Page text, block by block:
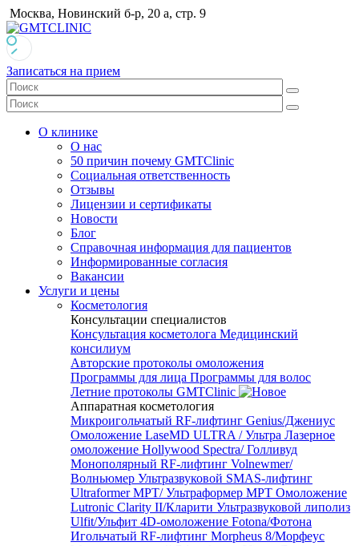
Москва, Новинский б-р, 20 а, стр. 9
Записаться на прием
О клинике
О нас
50 причин почему GMTClinic
Социальная ответственность
Отзывы
Лицензии и сертификаты
Новости
Блог
Справочная информация для пациентов
Информированные согласия
Вакансии
Услуги и цены
Косметология
Консультации специалистов
Консультация косметолога Медицинский
консилиум
Авторские протоколы омоложения
Программы для лица Программы для волос
Летние протоколы GMTClinic
Аппаратная косметология
Микроигольчатый RF-лифтинг Genius/Джениус
Омоложение LaseMD ULTRA / Ультра Лазерное
омоложение Hollywood Spectra/ Голливуд
Монополярный RF-лифтинг Volnewmer/
Волньюмер Ультразвуковой SMAS-лифтинг
Ultraformer MPT/ Ультраформер MPT Омоложение
Lutronic Clarity II/Кларити Ультразвуковой липолиз
Ulfit/Ульфит 4D-омоложение Fotona/Фотона
Игольчатый RF-лифтинг Morpheus 8/Морфеус